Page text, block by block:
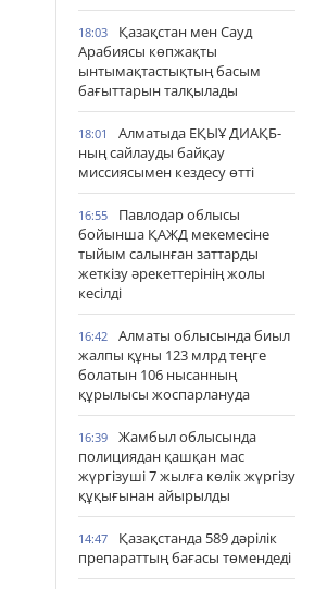
18:03
Қазақстан мен Сауд
Арабиясы көпжақты
ынтымақтастықтың басым
бағыттарын талқылады
18:01
Алматыда ЕҚЫҰ ДИАҚБ-
ның сайлауды байқау
миссиясымен кездесу өтті
16:55
Павлодар облысы
бойынша ҚАЖД мекемесіне
тыйым салынған заттарды
жеткізу әрекеттерінің жолы
кесілді
16:42
Алматы облысында биыл
жалпы құны 123 млрд теңге
болатын 106 нысанның
құрылысы жоспарлануда
16:39
Жамбыл облысында
полициядан қашқан мас
жүргізуші 7 жылға көлік жүргізу
құқығынан айырылды
14:47
Қазақстанда 589 дәрілік
препараттың бағасы төмендеді